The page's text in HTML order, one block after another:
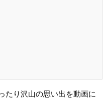
たり沢山の思い出を動画に